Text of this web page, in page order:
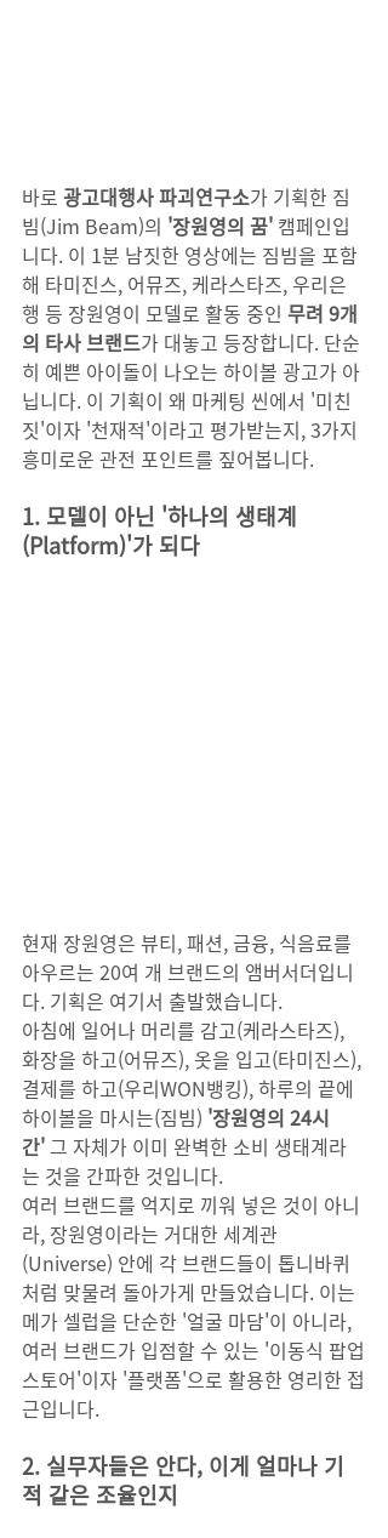
바로 광고대행사 파괴연구소가 기획한 짐
빔(Jim Beam)의 '장원영의 꿈' 캠페인입
니다. 이 1분 남짓한 영상에는 짐빔을 포함
해 타미진스, 어뮤즈, 케라스타즈, 우리은
행 등 장원영이 모델로 활동 중인 무려 9개
의 타사 브랜드가 대놓고 등장합니다. 단순
히 예쁜 아이돌이 나오는 하이볼 광고가 아
닙니다. 이 기획이 왜 마케팅 씬에서 '미친
짓'이자 '천재적'이라고 평가받는지, 3가지
흥미로운 관전 포인트를 짚어봅니다.
1. 모델이 아닌 '하나의 생태계
(Platform)'가 되다
현재 장원영은 뷰티, 패션, 금융, 식음료를
아우르는 20여 개 브랜드의 앰버서더입니
다. 기획은 여기서 출발했습니다.
아침에 일어나 머리를 감고(케라스타즈),
화장을 하고(어뮤즈), 옷을 입고(타미진스),
결제를 하고(우리WON뱅킹), 하루의 끝에
하이볼을 마시는(짐빔) '장원영의 24시
간' 그 자체가 이미 완벽한 소비 생태계라
는 것을 간파한 것입니다.
여러 브랜드를 억지로 끼워 넣은 것이 아니
라, 장원영이라는 거대한 세계관
(Universe) 안에 각 브랜드들이 톱니바퀴
처럼 맞물려 돌아가게 만들었습니다. 이는
메가 셀럽을 단순한 '얼굴 마담'이 아니라,
여러 브랜드가 입점할 수 있는 '이동식 팝업
스토어'이자 '플랫폼'으로 활용한 영리한 접
근입니다.
2. 실무자들은 안다, 이게 얼마나 기
적 같은 조율인지